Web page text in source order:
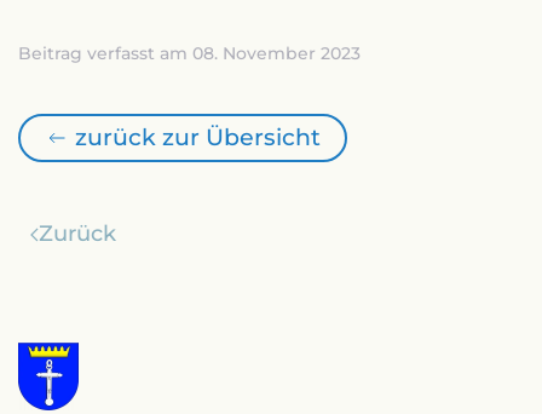
Beitrag verfasst am 08. November 2023
zurück zur Übersicht
Zurück